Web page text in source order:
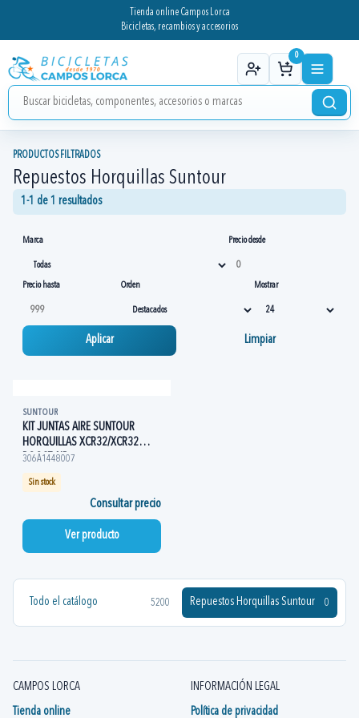
Tienda online Campos Lorca
Bicicletas, recambios y accesorios
0
Todo el catálogo 5200 Repuestos Horquillas Suntour 0
PRODUCTOS FILTRADOS
Repuestos Horquillas Suntour
1-1 de 1 resultados
Marca Precio desde
Precio hasta Orden Mostrar
Aplicar Limpiar
SUNTOUR
KIT JUNTAS AIRE SUNTOUR
HORQUILLAS XCR32/XCR32
BOOST AIR
306A1448007
Sin stock
Consultar precio
Ver producto
CAMPOS LORCA
Tienda online
INFORMACIÓN LEGAL
Política de privacidad